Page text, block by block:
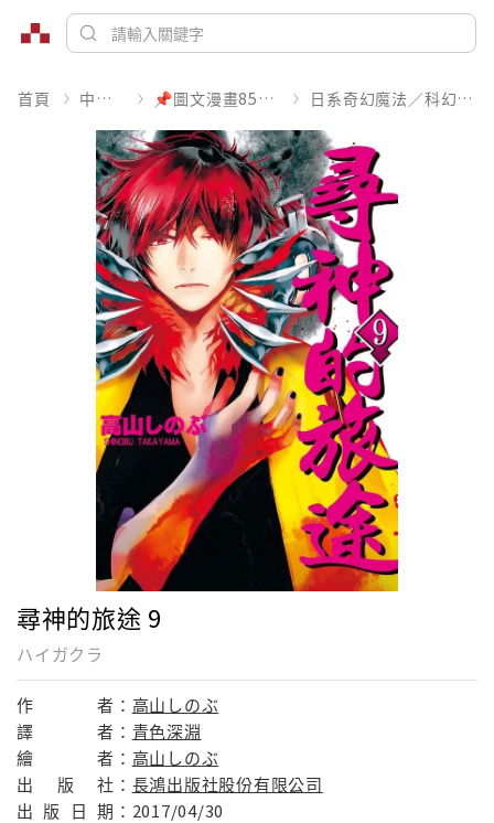
首頁 中文書 📌圖文漫畫85折起 日系奇幻魔法／科幻冒險
尋神的旅途 9
ハイガクラ
作 者： 高山しのぶ
譯
者： 青色深淵
繪
者： 高山しのぶ
出
版 社： 長鴻出版社股份有限公司
出 版 日 期： 2017/04/30